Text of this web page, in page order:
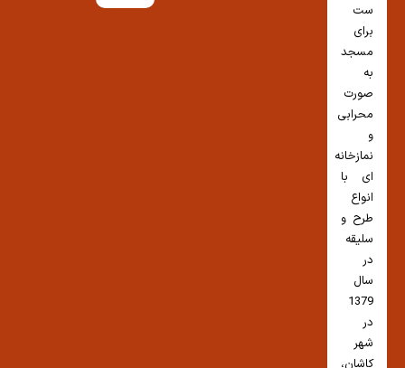
ست
برای
مسجد
به
صورت
محرابی
و
نمازخانه
ای با
انواع
طرح و
سلیقه
در
سال
1379
در
شهر
کاشان،